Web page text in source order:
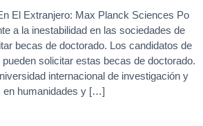
El Extranjero: Max Planck Sciences Po
a la inestabilidad en las sociedades de
becas de doctorado. Los candidatos de
solicitar estas becas de doctorado.
internacional de investigación y
en humanidades y […]